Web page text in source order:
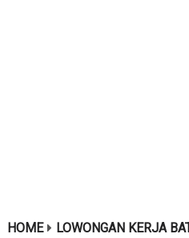
HOME LOWONGAN KERJA